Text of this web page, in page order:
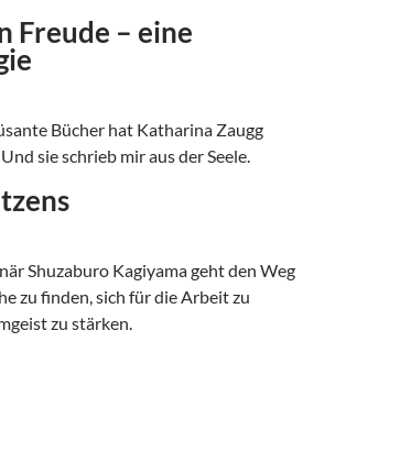
Freude – eine
Bücher hat Katharina Zaugg
sie schrieb mir aus der Seele.
Shuzaburo Kagiyama geht den Weg
zu finden, sich für die Arbeit zu
zu stärken.